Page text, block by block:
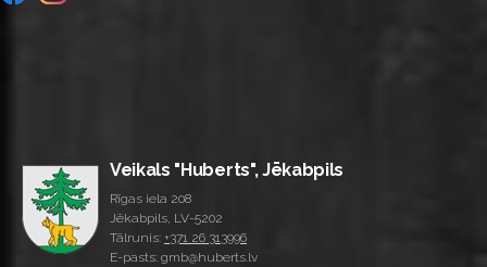
Veikals "Huberts", Jēkabpils
Rīgas iela 208
Jēkabpils, LV-5202
Tālrunis: +371 26 313996
E-pasts: gmb@huberts.lv